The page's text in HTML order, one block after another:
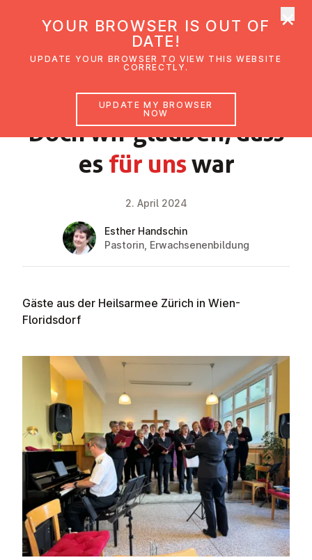
Doch wir glauben, dass
es für unswar
NEWS
2. April 2024
Esther Handschin
Pastorin, Erwachsenenbildung
Gäste aus der Heilsarmee Zürich in Wien-
Floridsdorf
YOUR BROWSER IS OUT OF
DATE!
UPDATE YOUR BROWSER TO VIEW THIS WEBSITE
CORRECTLY.
UPDATE MY BROWSER
NOW
×